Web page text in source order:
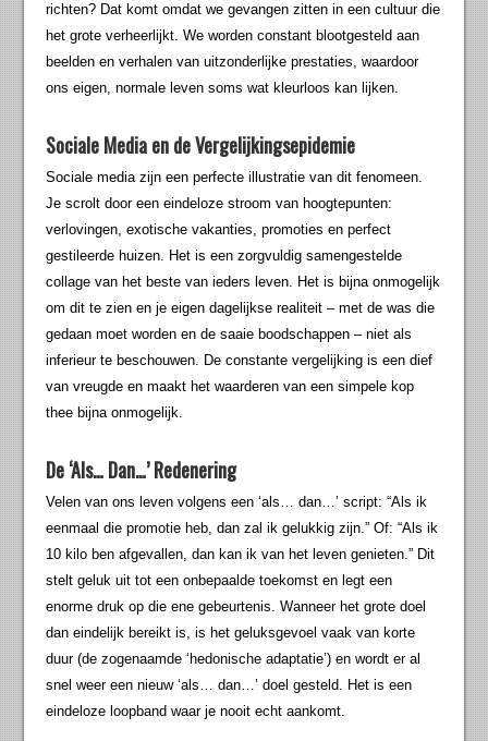
richten? Dat komt omdat we gevangen zitten in een cultuur die
het grote verheerlijkt. We worden constant blootgesteld aan
beelden en verhalen van uitzonderlijke prestaties, waardoor
ons eigen, normale leven soms wat kleurloos kan lijken.
Sociale Media en de Vergelijkingsepidemie
Sociale media zijn een perfecte illustratie van dit fenomeen.
Je scrolt door een eindeloze stroom van hoogtepunten:
verlovingen, exotische vakanties, promoties en perfect
gestileerde huizen. Het is een zorgvuldig samengestelde
collage van het beste van ieders leven. Het is bijna onmogelijk
om dit te zien en je eigen dagelijkse realiteit – met de was die
gedaan moet worden en de saaie boodschappen – niet als
inferieur te beschouwen. De constante vergelijking is een dief
van vreugde en maakt het waarderen van een simpele kop
thee bijna onmogelijk.
De ‘Als… Dan…’ Redenering
Velen van ons leven volgens een ‘als… dan…’ script: “Als ik
eenmaal die promotie heb, dan zal ik gelukkig zijn.” Of: “Als ik
10 kilo ben afgevallen, dan kan ik van het leven genieten.” Dit
stelt geluk uit tot een onbepaalde toekomst en legt een
enorme druk op die ene gebeurtenis. Wanneer het grote doel
dan eindelijk bereikt is, is het geluksgevoel vaak van korte
duur (de zogenaamde ‘hedonische adaptatie’) en wordt er al
snel weer een nieuw ‘als… dan…’ doel gesteld. Het is een
eindeloze loopband waar je nooit echt aankomt.